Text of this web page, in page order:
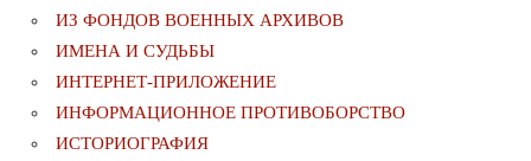
ИЗ ФОНДОВ ВОЕННЫХ АРХИВОВ
ИМЕНА И СУДЬБЫ
ИНТЕРНЕТ-ПРИЛОЖЕНИЕ
ИНФОРМАЦИОННОЕ ПРОТИВОБОРСТВО
ИСТОРИОГРАФИЯ